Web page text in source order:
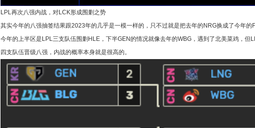
LPL再次八强内战，对LCK形成围剿之势
其实今年的八强抽签结果跟2023年的几乎是一模一样的，只不过就是把去年的NRG换成了今年的
今年的上半区是LPL三支队伍围剿HLE，下半GEN的情况就像去年的WBG，遇到了北美菜鸡，但
四支队伍晋级八强，内战的概率本身就是很高的。